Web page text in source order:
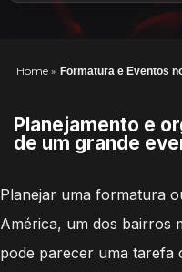
Home » Formatura e Eventos
Planejamento e
de um grande
Planejar uma formatura
América, um dos bairros
pode parecer uma tarefa